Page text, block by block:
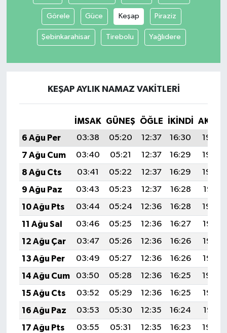
Görele Güce Keşap Piraziz
Şebinkarahisar Tirebolu Yağlıdere
KEŞAP AYLIK NAMAZ VAKITLERI
İMSAK GÜNEŞ ÖĞLE İKINDI
6 Ağu Per
03:38 05:20 12:37 16:30
19:44
7 Ağu Cum
03:40 05:21 12:37 16:29
19:43
8 Ağu Cts
03:41 05:22 12:37 16:29
19:42
9 Ağu Paz
03:43 05:23 12:37 16:28
19:41
10 Ağu Pts
03:44 05:24 12:36 16:28
19:39
11 Ağu Sal
03:46 05:25 12:36 16:27
19:38
12 Ağu Çar
03:47 05:26 12:36 16:26
19:37
13 Ağu Per
03:49 05:27 12:36 16:26
19:35
14 Ağu Cum
03:50 05:28 12:36 16:25
19:34
15 Ağu Cts
03:52 05:29 12:36 16:25
19:33
16 Ağu Paz
03:53 05:30 12:35 16:24
19:31
17 Ağu Pts
03:55 05:31 12:35 16:23
19:30